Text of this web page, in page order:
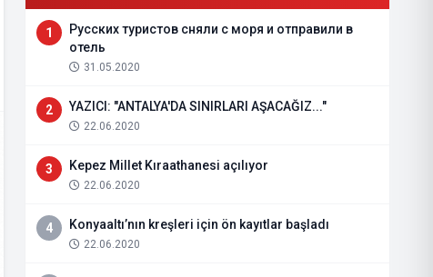
1
Русских туристов сняли с моря и отправили в
отель
31.05.2020
2 YAZICI: "ANTALYA'DA SINIRLARI AŞACAĞIZ..."
22.06.2020
3 Kepez Millet Kıraathanesi açılıyor
22.06.2020
4 Konyaaltı’nın kreşleri için ön kayıtlar başladı
22.06.2020